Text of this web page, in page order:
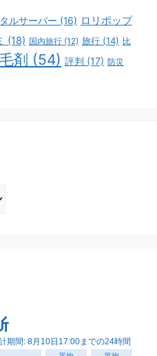
ルサーバー (16) ロリポップ
(18) 国内旅行 (12) 旅行 (14) 比
剤 (54) 評判 (17) 防災